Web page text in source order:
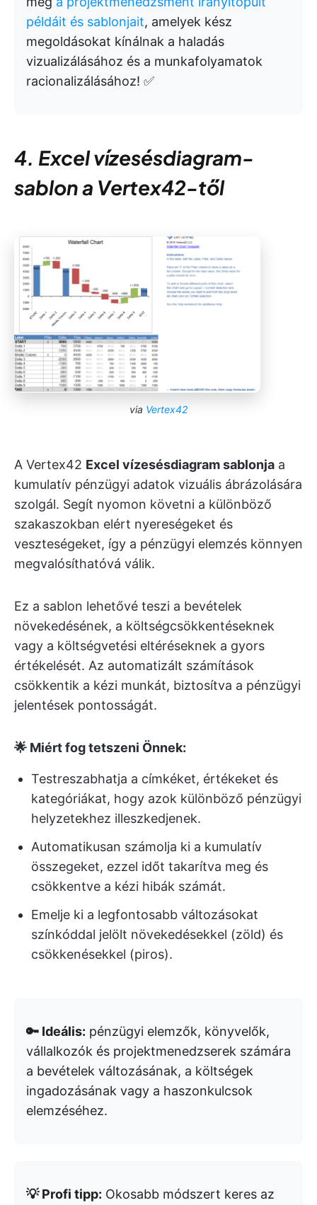
példáit és sablonjait, amelyek kész
megoldásokat kínálnak a haladás
vizualizálásához és a munkafolyamatok
racionalizálásához! ✅
4. Excel vízesésdiagram-
sablon a Vertex42-től
via Vertex42
A Vertex42 Excel vízesésdiagram sablonja a
kumulatív pénzügyi adatok vizuális ábrázolására
szolgál. Segít nyomon követni a különböző
szakaszokban elért nyereségeket és
veszteségeket, így a pénzügyi elemzés könnyen
megvalósíthatóvá válik.
Ez a sablon lehetővé teszi a bevételek
növekedésének, a költségcsökkentéseknek
vagy a költségvetési eltéréseknek a gyors
értékelését. Az automatizált számítások
csökkentik a kézi munkát, biztosítva a pénzügyi
jelentések pontosságát.
🌟 Miért fog tetszeni Önnek:
Testreszabhatja a címkéket, értékeket és
kategóriákat, hogy azok különböző pénzügyi
helyzetekhez illeszkedjenek.
Automatikusan számolja ki a kumulatív
összegeket, ezzel időt takarítva meg és
csökkentve a kézi hibák számát.
Emelje ki a legfontosabb változásokat
színkóddal jelölt növekedésekkel (zöld) és
csökkenésekkel (piros).
🔑 Ideális: pénzügyi elemzők, könyvelők,
vállalkozók és projektmenedzserek számára
a bevételek változásának, a költségek
ingadozásának vagy a haszonkulcsok
elemzéséhez.
💡 Profi tipp: Okosabb módszert keres az